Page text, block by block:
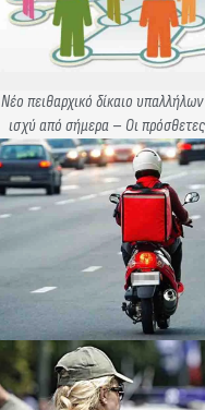
Νέο πειθαρχικό δίκαιο
ισχύ από σήμερα – Οι πρόσθετες